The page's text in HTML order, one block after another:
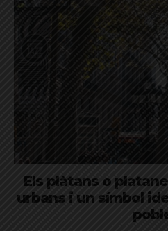
Els plàtans o
urbans i un símbol